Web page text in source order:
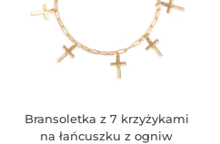
Bransoletka z 7 krzyżykami
na łańcuszku z ogniw